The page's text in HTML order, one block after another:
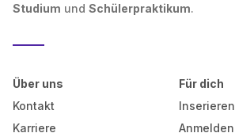
Studium und Schülerpraktikum.
Über uns
Kontakt
Karriere
Für dich
Inserieren
Anmelden